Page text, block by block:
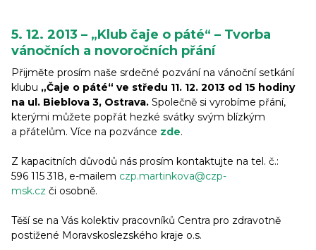
5. 12. 2013 – „Klub čaje o páté“ – Tvorba
vánočních a novoročních přání
Přijměte prosím naše srdečné pozvání na vánoční setkání
klubu „Čaje o páté“ ve středu 11. 12. 2013 od 15 hodiny
na ul. Bieblova 3, Ostrava. Společně si vyrobíme přání,
kterými můžete popřát hezké svátky svým blízkým
a přátelům. Více na pozvánce zde.
Z kapacitních důvodů nás prosím kontaktujte na tel. č.:
596 115 318, e-mailem czp.martinkova@czp-
msk.cz či osobně.
Těší se na Vás kolektiv pracovníků Centra pro zdravotně
postižené Moravskoslezského kraje o.s.